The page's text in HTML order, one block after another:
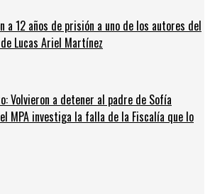
a 12 años de prisión a uno de los autores del
Lucas Ariel Martínez
Volvieron a detener al padre de Sofía
MPA investiga la falla de la Fiscalía que lo